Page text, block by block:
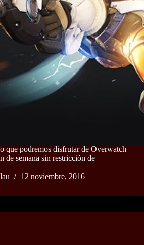
que podremos disfrutar de Overwatch
de semana sin restricción de
12 noviembre, 2016